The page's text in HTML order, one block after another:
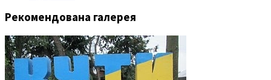
Рекомендована галерея